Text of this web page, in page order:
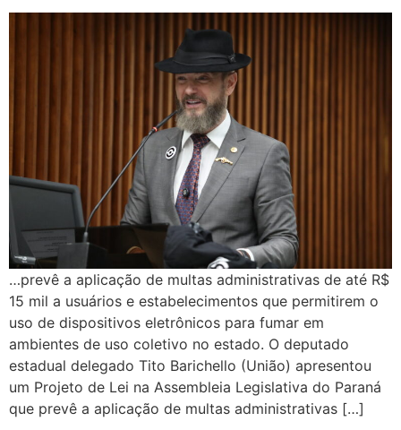
…prevê a aplicação de multas administrativas de até R$
15 mil a usuários e estabelecimentos que permitirem o
uso de dispositivos eletrônicos para fumar em
ambientes de uso coletivo no estado. O deputado
estadual delegado Tito Barichello (União) apresentou
um Projeto de Lei na Assembleia Legislativa do Paraná
que prevê a aplicação de multas administrativas […]